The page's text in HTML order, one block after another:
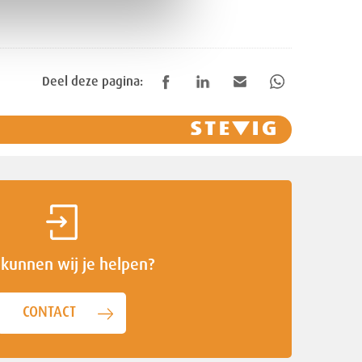
Deel deze pagina:
wij je helpen?
CONTACT